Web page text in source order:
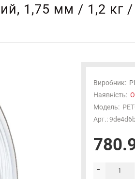
1,75 мм / 1,2 кг
Виробник:
Наявність:
Модель:
Арт.: